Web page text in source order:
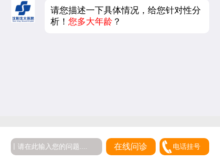
请您描述一下具体情况，给您针对性分
析！您多大年龄 ？
在线问诊 电话挂号